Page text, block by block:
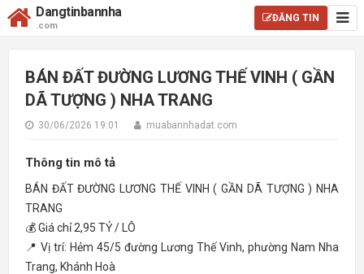
Dangtinbannha
.com
ĐĂNG TIN
BÁN ĐẤT ĐƯỜNG LƯƠNG THẾ VINH ( GẦN
DÃ TƯỢNG ) NHA TRANG
30/06/2026 19:01 muabannhadat.com
Thông tin mô tả
BÁN ĐẤT ĐƯỜNG LƯƠNG THẾ VINH ( GẦN DÃ TƯỢNG ) NHA
TRANG
💰 Giá chỉ 2,95 TỶ / LÔ
📍 Vị trí: Hẻm 45/5 đường Lương Thế Vinh, phường Nam Nha
Trang, Khánh Hoà